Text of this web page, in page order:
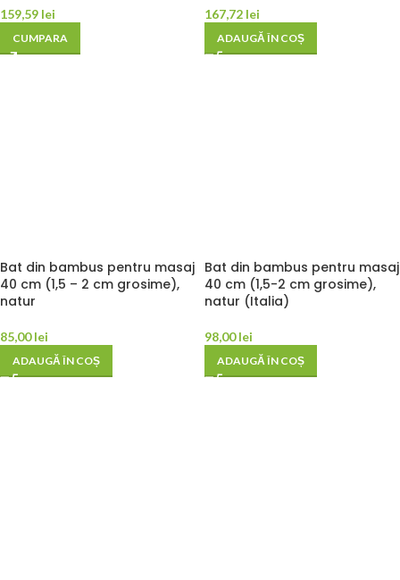
159,59 lei
CUMPARA
167,72 lei
ADAUGĂ ÎN COȘ
Bat din bambus pentru masaj
40 cm (1,5 – 2 cm grosime),
natur
85,00lei
ADAUGĂ ÎN COȘ
Bat din bambus pentru masaj
40 cm (1,5-2 cm grosime),
natur (Italia)
98,00lei
ADAUGĂ ÎN COȘ